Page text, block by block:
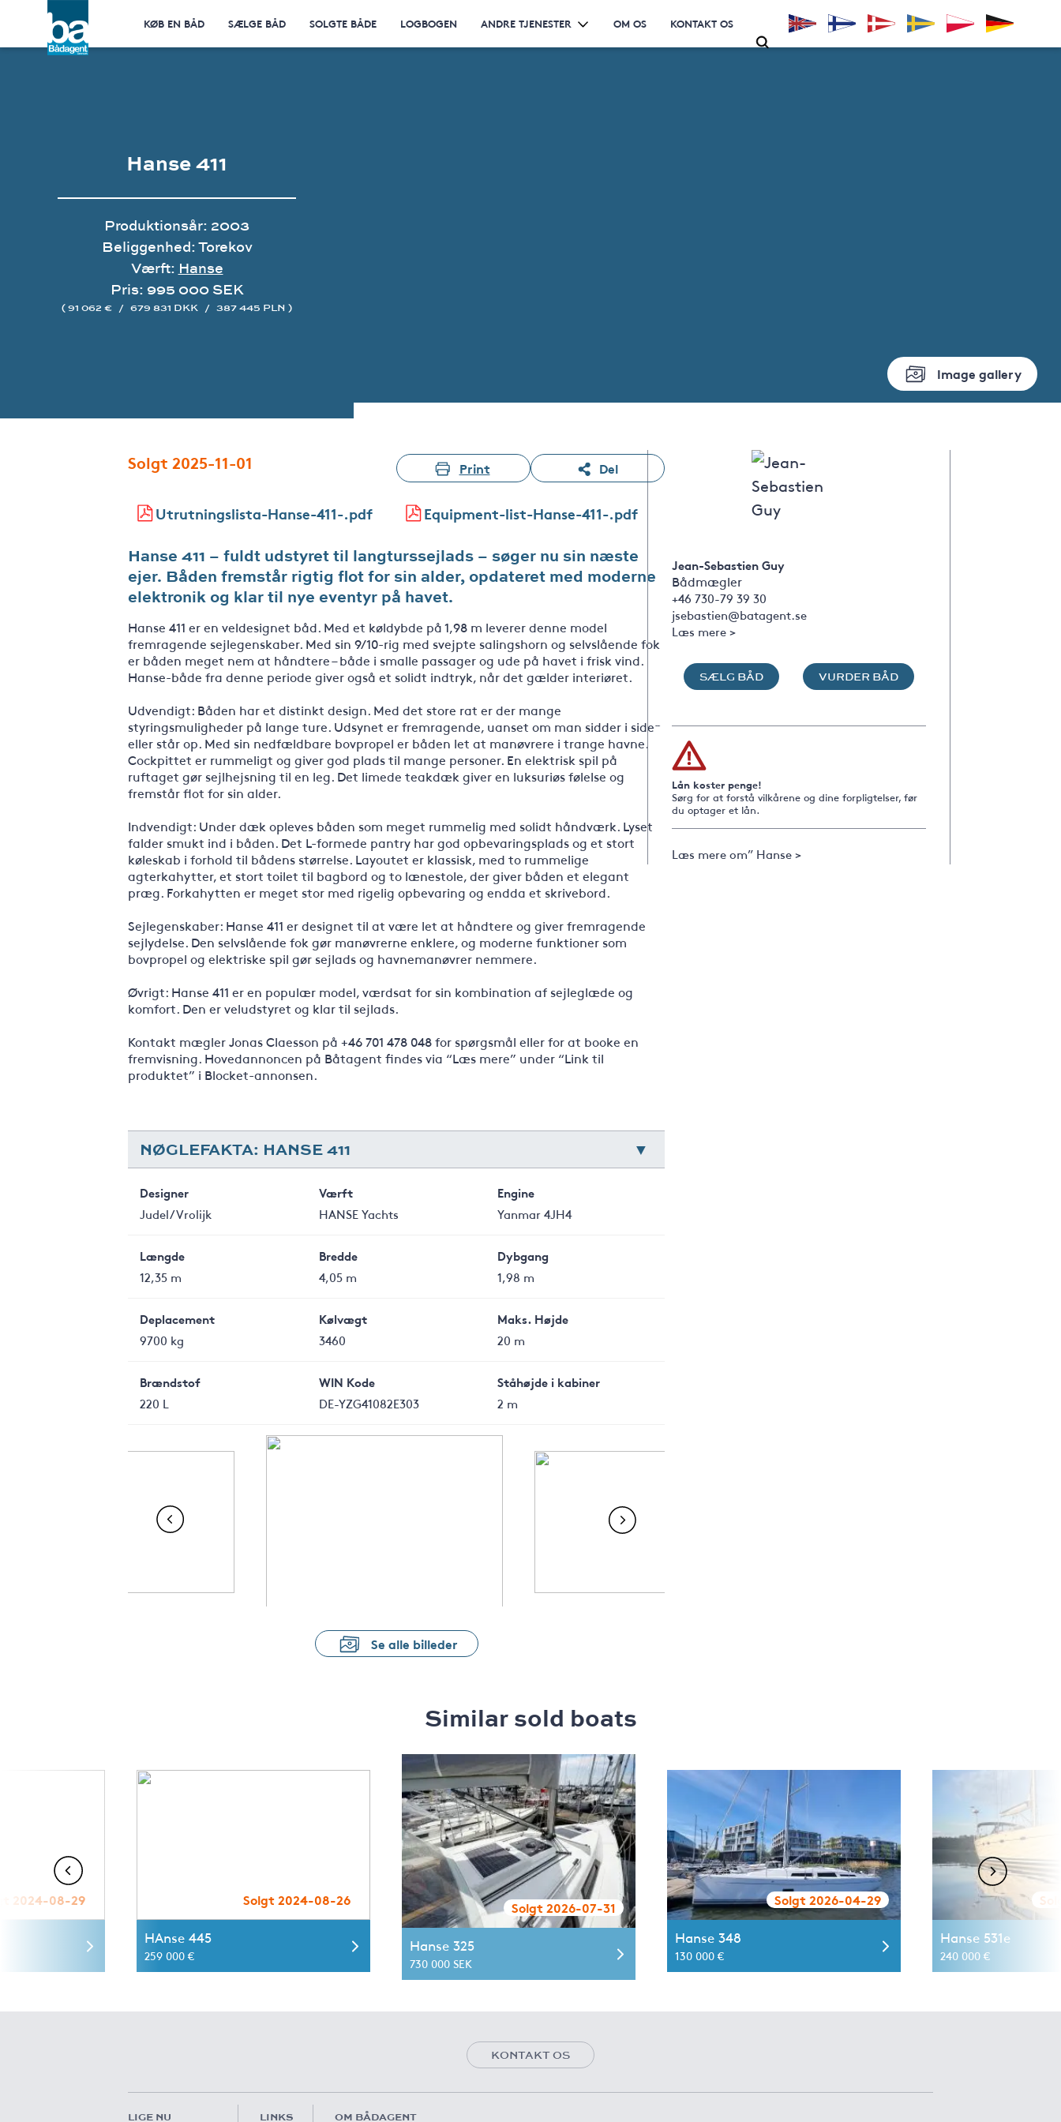
KØB EN BÅD SÆLGE BÅD SOLGTE BÅDE LOGBOGEN ANDRE TJENESTER OM OS KONTAKT OS
Image gallery
Hanse 411
Produktionsår: 2003
Beliggenhed: Torekov
Værft: Hanse
Pris: 995 000 SEK
( 91 062 € / 679 831 DKK / 387 445 PLN )
Solgt 2025-11-01 Print Del
Utrutningslista-Hanse-411-.pdf Equipment-list-Hanse-411-.pdf
Hanse 411 – fuldt udstyret til langturssejlads – søger nu sin næste
ejer. Båden fremstår rigtig flot for sin alder, opdateret med moderne
elektronik og klar til nye eventyr på havet.
Hanse 411 er en veldesignet båd. Med et køldybde på 1,98 m leverer denne model
fremragende sejlegenskaber. Med sin 9/10-rig med svejpte salingshorn og selvslående fok
er båden meget nem at håndtere – både i smalle passager og ude på havet i frisk vind.
Hanse-både fra denne periode giver også et solidt indtryk, når det gælder interiøret.
Udvendigt: Båden har et distinkt design. Med det store rat er der mange
styringsmuligheder på lange ture. Udsynet er fremragende, uanset om man sidder i siden
eller står op. Med sin nedfældbare bovpropel er båden let at manøvrere i trange havne.
Cockpittet er rummeligt og giver god plads til mange personer. En elektrisk spil på
ruftaget gør sejlhejsning til en leg. Det limede teakdæk giver en luksuriøs følelse og
fremstår flot for sin alder.
Indvendigt: Under dæk opleves båden som meget rummelig med solidt håndværk. Lyset
falder smukt ind i båden. Det L-formede pantry har god opbevaringsplads og et stort
køleskab i forhold til bådens størrelse. Layoutet er klassisk, med to rummelige
agterkahytter, et stort toilet til bagbord og to lænestole, der giver båden et elegant
præg. Forkahytten er meget stor med rigelig opbevaring og endda et skrivebord.
Sejlegenskaber: Hanse 411 er designet til at være let at håndtere og giver fremragende
sejlydelse. Den selvslående fok gør manøvrerne enklere, og moderne funktioner som
bovpropel og elektriske spil gør sejlads og havnemanøvrer nemmere.
Øvrigt: Hanse 411 er en populær model, værdsat for sin kombination af sejleglæde og
komfort. Den er veludstyret og klar til sejlads.
Kontakt mægler Jonas Claesson på +46 701 478 048 for spørgsmål eller for at booke en
fremvisning. Hovedannoncen på Båtagent findes via “Læs mere” under “Link til
produktet” i Blocket-annonsen.
NØGLEFAKTA: HANSE 411
Designer
Judel/Vrolijk
Værft
HANSE Yachts
Engine
Yanmar 4JH4
Længde
12,35 m
Bredde
4,05 m
Dybgang
1,98 m
Deplacement
9700 kg
Kølvægt
3460
Maks. Højde
20 m
Brændstof
220 L
WIN Kode
DE-YZG41082E303
Ståhøjde i kabiner
2 m
Se alle billeder
Jean-Sebastien Guy
Bådmægler
+46 730-79 39 30
jsebastien@batagent.se
Læs mere >
SÆLG BÅD VURDER BÅD
Lån koster penge!
Sørg for at forstå vilkårene og dine forpligtelser, før
du optager et lån.
Læs mere om” Hanse >
Similar sold boats
2024-08-29 Solgt 2024-08-26
HAnse 445
259 000 €
Solgt 2026-07-31
Hanse 325
730 000 SEK
Solgt 2026-04-29
Hanse 348
130 000 €
Hanse 531e
240 000 €
KONTAKT OS
LIGE NU LINKS OM BÅDAGENT